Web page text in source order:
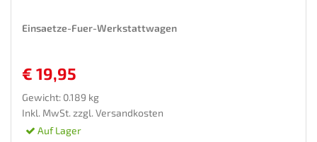
Einsaetze-Fuer-Werkstattwagen
€ 19,95
Gewicht: 0.189 kg
Inkl. MwSt. zzgl. Versandkosten
Auf Lager